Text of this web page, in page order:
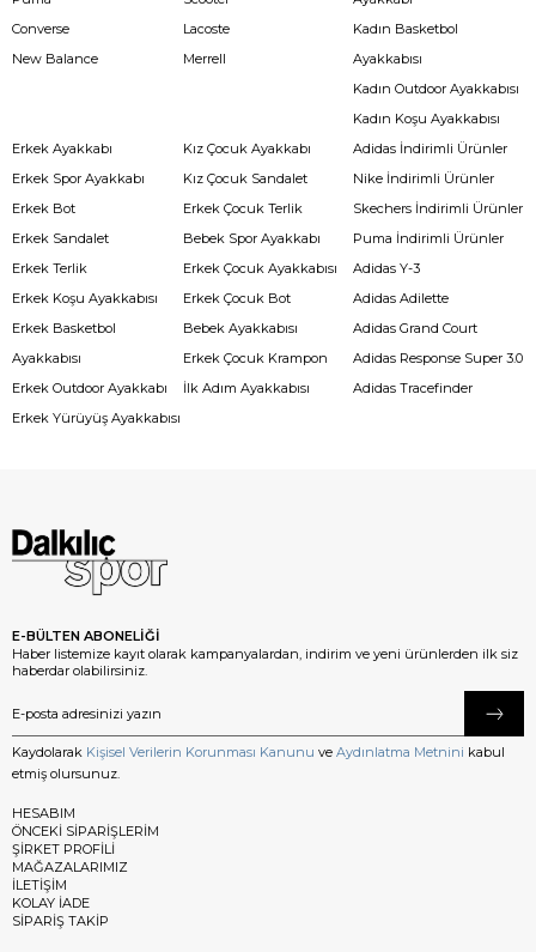
Converse
New Balance
Lacoste
Merrell
Kadın Basketbol
Ayakkabısı
Kadın Outdoor Ayakkabısı
Kadın Koşu Ayakkabısı
Erkek Ayakkabı
Erkek Spor Ayakkabı
Erkek Bot
Erkek Sandalet
Erkek Terlik
Erkek Koşu Ayakkabısı
Erkek Basketbol
Ayakkabısı
Erkek Outdoor Ayakkabı
Erkek Yürüyüş Ayakkabısı
Kız Çocuk Ayakkabı
Kız Çocuk Sandalet
Erkek Çocuk Terlik
Bebek Spor Ayakkabı
Erkek Çocuk Ayakkabısı
Erkek Çocuk Bot
Bebek Ayakkabısı
Erkek Çocuk Krampon
İlk Adım Ayakkabısı
Adidas İndirimli Ürünler
Nike İndirimli Ürünler
Skechers İndirimli Ürünler
Puma İndirimli Ürünler
Adidas Y-3
Adidas Adilette
Adidas Grand Court
Adidas Response Super 3.0
Adidas Tracefinder
E-BÜLTEN ABONELİĞİ
Haber listemize kayıt olarak kampanyalardan, indirim ve yeni ürünlerden ilk siz
haberdar olabilirsiniz.
Kaydolarak Kişisel Verilerin Korunması Kanunu ve Aydınlatma Metnini kabul
etmiş olursunuz.
HESABIM
ÖNCEKİ SİPARİŞLERİM
ŞİRKET PROFİLİ
MAĞAZALARIMIZ
İLETİŞİM
KOLAY İADE
SİPARİŞ TAKİP